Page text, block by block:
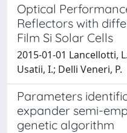
Optical
Reflectors with
Film Si Solar Cells
2015-01-01 Lancellotti,
Usatii, I.; Delli Veneri, P.
Parameters
expander semi-
genetic algorithm